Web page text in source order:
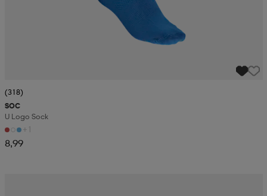
(318)
SOC
U Logo Sock
+1
8,99